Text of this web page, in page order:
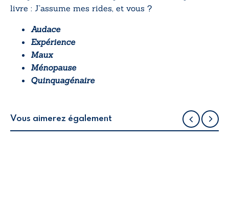
livre : J’assume mes rides, et vous ?
Audace
Expérience
Maux
Ménopause
Quinquagénaire
Vous aimerez également